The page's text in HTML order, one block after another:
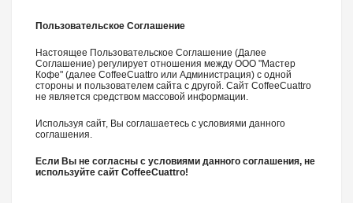
Пользовательское Соглашение
Настоящее Пользовательское Соглашение (Далее
Соглашение) регулирует отношения между ООО "Мастер
Кофе" (далее CoffeeCuattro или Администрация) с одной
стороны и пользователем сайта с другой. Сайт CoffeeCuattro
не является средством массовой информации.
Используя сайт, Вы соглашаетесь с условиями данного
соглашения.
Если Вы не согласны с условиями данного соглашения, не
используйте сайт CoffeeCuattro!